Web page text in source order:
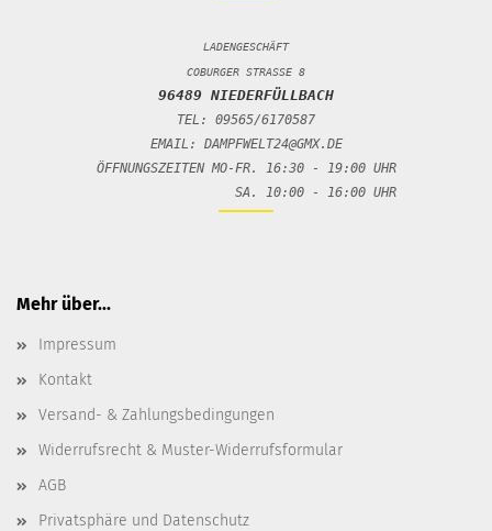
LADENGESCHÄFT
COBURGER STRASSE 8
96489 NIEDERFÜLLBACH
TEL: 09565/6170587
EMAIL: DAMPFWELT24@GMX.DE
ÖFFNUNGSZEITEN MO-FR. 16:30 - 19:00 UHR
SA. 10:00 - 16:00 UHR
Mehr über...
Impressum
Kontakt
Versand- & Zahlungsbedingungen
Widerrufsrecht & Muster-Widerrufsformular
AGB
Privatsphäre und Datenschutz